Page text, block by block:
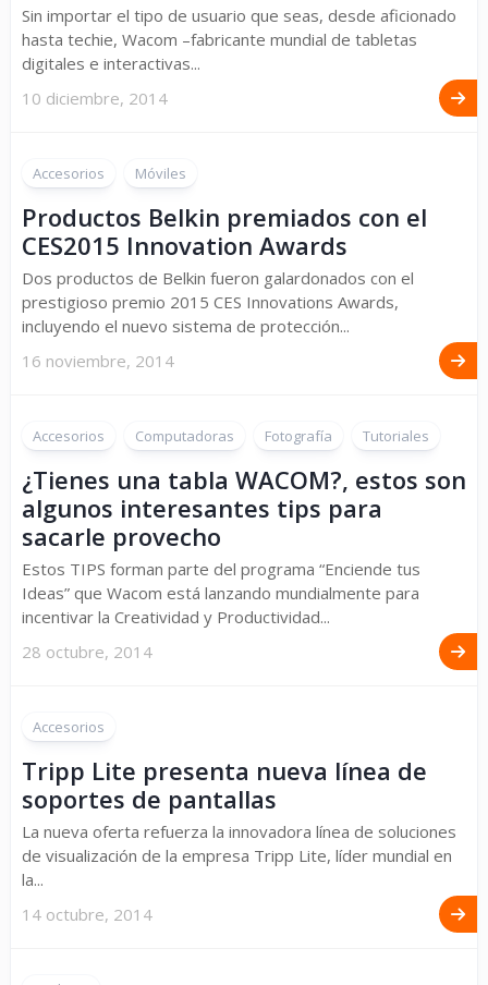
Sin importar el tipo de usuario que seas, desde aficionado
hasta techie, Wacom –fabricante mundial de tabletas
digitales e interactivas...
10 diciembre, 2014
Accesorios Móviles
Productos Belkin premiados con el
CES2015 Innovation Awards
Dos productos de Belkin fueron galardonados con el
prestigioso premio 2015 CES Innovations Awards,
incluyendo el nuevo sistema de protección...
16 noviembre, 2014
Accesorios Computadoras Fotografía Tutoriales
¿Tienes una tabla WACOM?, estos son
algunos interesantes tips para
sacarle provecho
Estos TIPS forman parte del programa “Enciende tus
Ideas” que Wacom está lanzando mundialmente para
incentivar la Creatividad y Productividad...
28 octubre, 2014
Accesorios
Tripp Lite presenta nueva línea de
soportes de pantallas
La nueva oferta refuerza la innovadora línea de soluciones
de visualización de la empresa Tripp Lite, líder mundial en
la...
14 octubre, 2014